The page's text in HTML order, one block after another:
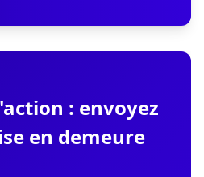
: envoyez
en demeure